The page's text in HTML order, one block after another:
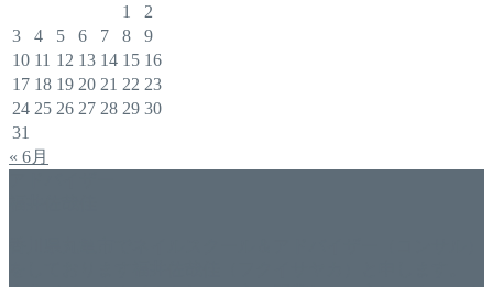
1
2
3
4 5 6 7 8
9
10 11 12 13 14 15 16
17 18 19 20 21 22 23
24 25 26 27 28 29 30
31
« 6月